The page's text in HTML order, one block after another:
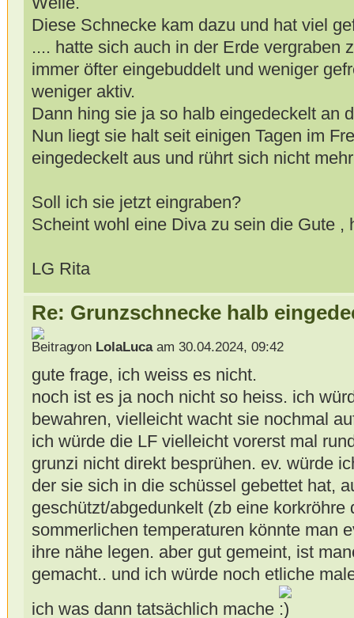
Diese Schnecke kam dazu und hat viel
.... hatte sich auch in der Erde vergraben
immer öfter eingebuddelt und weniger
weniger aktiv.
Dann hing sie ja so halb eingedeckelt an
Nun liegt sie halt seit einigen Tagen im
eingedeckelt aus und rührt sich nicht
Soll ich sie jetzt eingraben?
Scheint wohl eine Diva zu sein die Gute ,
LG Rita
Re: Grunzschnecke halb
von LolaLucaam 30.04.2024, 09:42
gute frage, ich weiss es nicht.
noch ist es ja noch nicht so heiss. ich
bewahren, vielleicht wacht sie nochmal
ich würde die LF vielleicht vorerst mal
grunzi nicht direkt besprühen. ev. würde
der sie sich in die schüssel gebettet hat,
geschützt/abgedunkelt (zb eine korkröhre
sommerlichen temperaturen könnte man
ihre nähe legen. aber gut gemeint, ist
gemacht.. und ich würde noch etliche
ich was dann tatsächlich mache